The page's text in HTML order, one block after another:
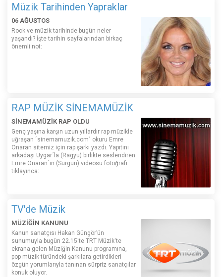
Müzik Tarihinden Yapraklar
06 AĞUSTOS
Rock ve müzik tarihinde bugün neler
yaşandı? İşte tarihin sayfalarından birkaç
önemli not:
RAP MÜZİK SİNEMAMÜZİK
SİNEMAMÜZİK RAP OLDU
Genç yaşına karşın uzun yıllardır rap müzikle
uğraşan ´sinemamuzik.com´ okuru Emre
Onaran sitemiz için rap şarkı yazdı. Yapıtını
arkadaşı Uygar´la (Ragyu) birlikte seslendiren
Emre Onaran´ın (Sürgün) videosu fotoğrafı
tıklayınca:
TV'de Müzik
MÜZİĞİN KANUNU
Kanun sanatçısı Hakan Güngör’ün
sunumuyla bugün 22.15'te TRT Müzik'te
ekrana gelen Müziğin Kanunu programına,
pop müzik türündeki şarkılara getirdikleri
özgün yorumlarıyla tanınan sürpriz sanatçılar
konuk oluyor.